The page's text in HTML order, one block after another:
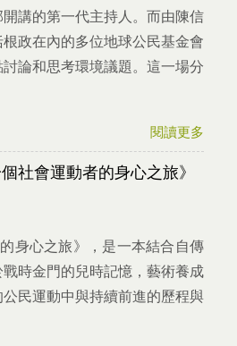
講的第一代主持人。而由陳信
政在內的多位地球公民基金會
論和思考環境議題。這一場分
閱讀更多
社會運動者的身心之旅》
身心之旅》，是一本結合自傳
時金門的兒時記憶，藝術養成
民運動中與持續前進的歷程與